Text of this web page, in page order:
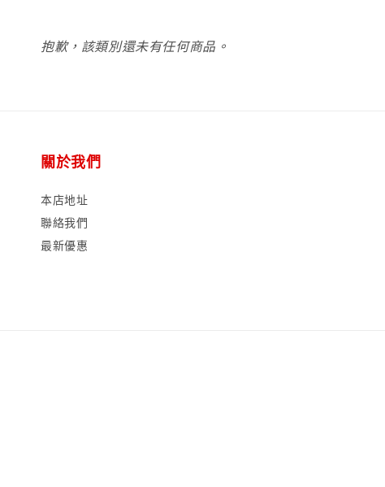
抱歉，該類別還未有任何商品。
關於我們
本店地址
聯絡我們
最新優惠